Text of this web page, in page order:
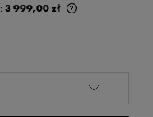
3 999,00 zł